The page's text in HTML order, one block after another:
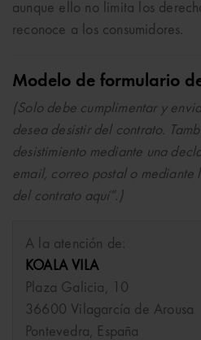
aunque ello no limita los
reconoce a los consumidores.
Modelo de formulario
(Solo debe cumplimentar y
desea desistir del contrato.
desistimiento mediante una
email, correo postal o mediante
del contrato aquí”.)
A la atención de:
KOALA VILA
Plaza Galicia, 10
36600 Vilagarcía de Arousa
Pontevedra, España